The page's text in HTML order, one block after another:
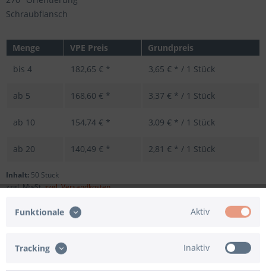
Schraubflansch
Menge VPE Preis
Grundpreis
bis 4 182,65 € * 3,65 € * / 1 Stück
ab 5 168,60 € * 3,37 € * / 1 Stück
ab 10 154,74 € * 3,09 € * / 1 Stück
ab 20 140,49 € * 2,81 € * / 1 Stück
Inhalt: 50 Stück
zzgl. MwSt.zzgl. Versandkosten
Funktionale Aktiv
Tracking Inaktiv